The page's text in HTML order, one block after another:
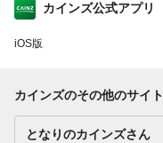
カインズ公式アプリ
iOS版
カインズのその他のサイト
となりのカインズさん